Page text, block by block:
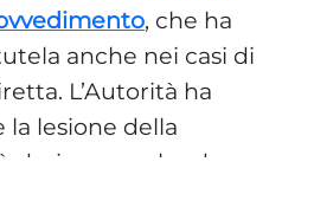
, che ha
anche nei casi di
L’Autorità ha
lesione della
derivare anche da